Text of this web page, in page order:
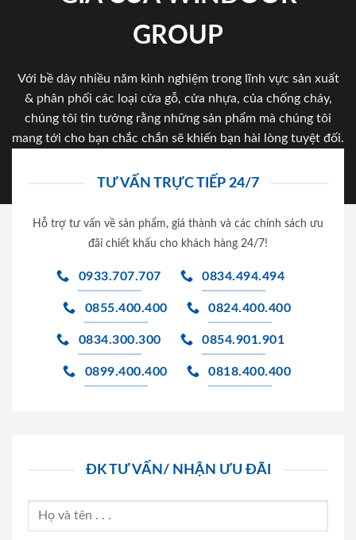
GROUP
Với bề dày nhiều năm kinh nghiệm trong lĩnh vực sản xuất
& phân phối các loại cửa gỗ, cửa nhựa, của chống cháy,
chúng tôi tin tưởng rằng những sản phẩm mà chúng tôi
mang tới cho bạn chắc chắn sẽ khiến bạn hài lòng tuyệt đối.
TƯ VẤN TRỰC TIẾP 24/7
Hỗ trợ tư vấn về sản phẩm, giá thành và các chính sách ưu
đãi chiết khấu cho khách hàng 24/7!
0933.707.707 0834.494.494
0855.400.400 0824.400.400
0834.300.300 0854.901.901
0899.400.400 0818.400.400
ĐK TƯ VẤN/ NHẬN ƯU ĐÃI